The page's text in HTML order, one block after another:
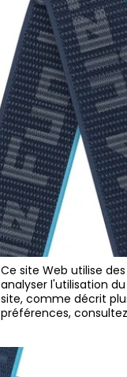
Ce site Web utilise
analyser l'utilisation
site, comme décrit
préférences,